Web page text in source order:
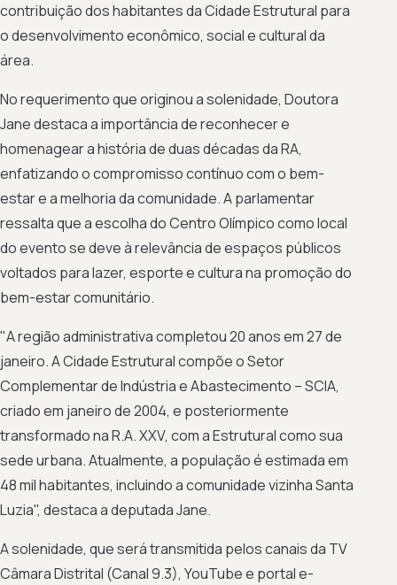
contribuição dos habitantes da Cidade Estrutural para
o desenvolvimento econômico, social e cultural da
área.
No requerimento que originou a solenidade, Doutora
Jane destaca a importância de reconhecer e
homenagear a história de duas décadas da RA,
enfatizando o compromisso contínuo com o bem-
estar e a melhoria da comunidade. A parlamentar
ressalta que a escolha do Centro Olímpico como local
do evento se deve à relevância de espaços públicos
voltados para lazer, esporte e cultura na promoção do
bem-estar comunitário.
"A região administrativa completou 20 anos em 27 de
janeiro. A Cidade Estrutural compõe o Setor
Complementar de Indústria e Abastecimento – SCIA,
criado em janeiro de 2004, e posteriormente
transformado na R.A. XXV, com a Estrutural como sua
sede urbana. Atualmente, a população é estimada em
48 mil habitantes, incluindo a comunidade vizinha Santa
Luzia", destaca a deputada Jane.
A solenidade, que será transmitida pelos canais da TV
Câmara Distrital (Canal 9.3), YouTube e portal e-